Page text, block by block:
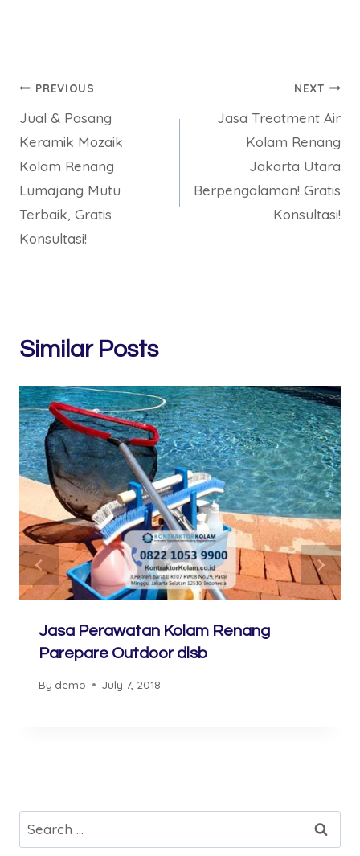
Post
navigation
PREVIOUS
Jual & Pasang
Keramik Mozaik
Kolam Renang
Lumajang Mutu
Terbaik, Gratis
Konsultasi!
NEXT
Jasa Treatment Air
Kolam Renang
Jakarta Utara
Berpengalaman! Gratis
Konsultasi!
Similar Posts
Jasa Perawatan Kolam Renang
Parepare Outdoor dlsb
By demo July 7, 2018
Search
for: